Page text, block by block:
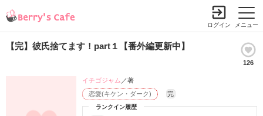
メニュー
ログイン
【完】彼氏捨てます！part１【番外編更新中】
126
ランクイン履歴
恋愛(キケン・ダーク) 完
イチゴジャム ／著